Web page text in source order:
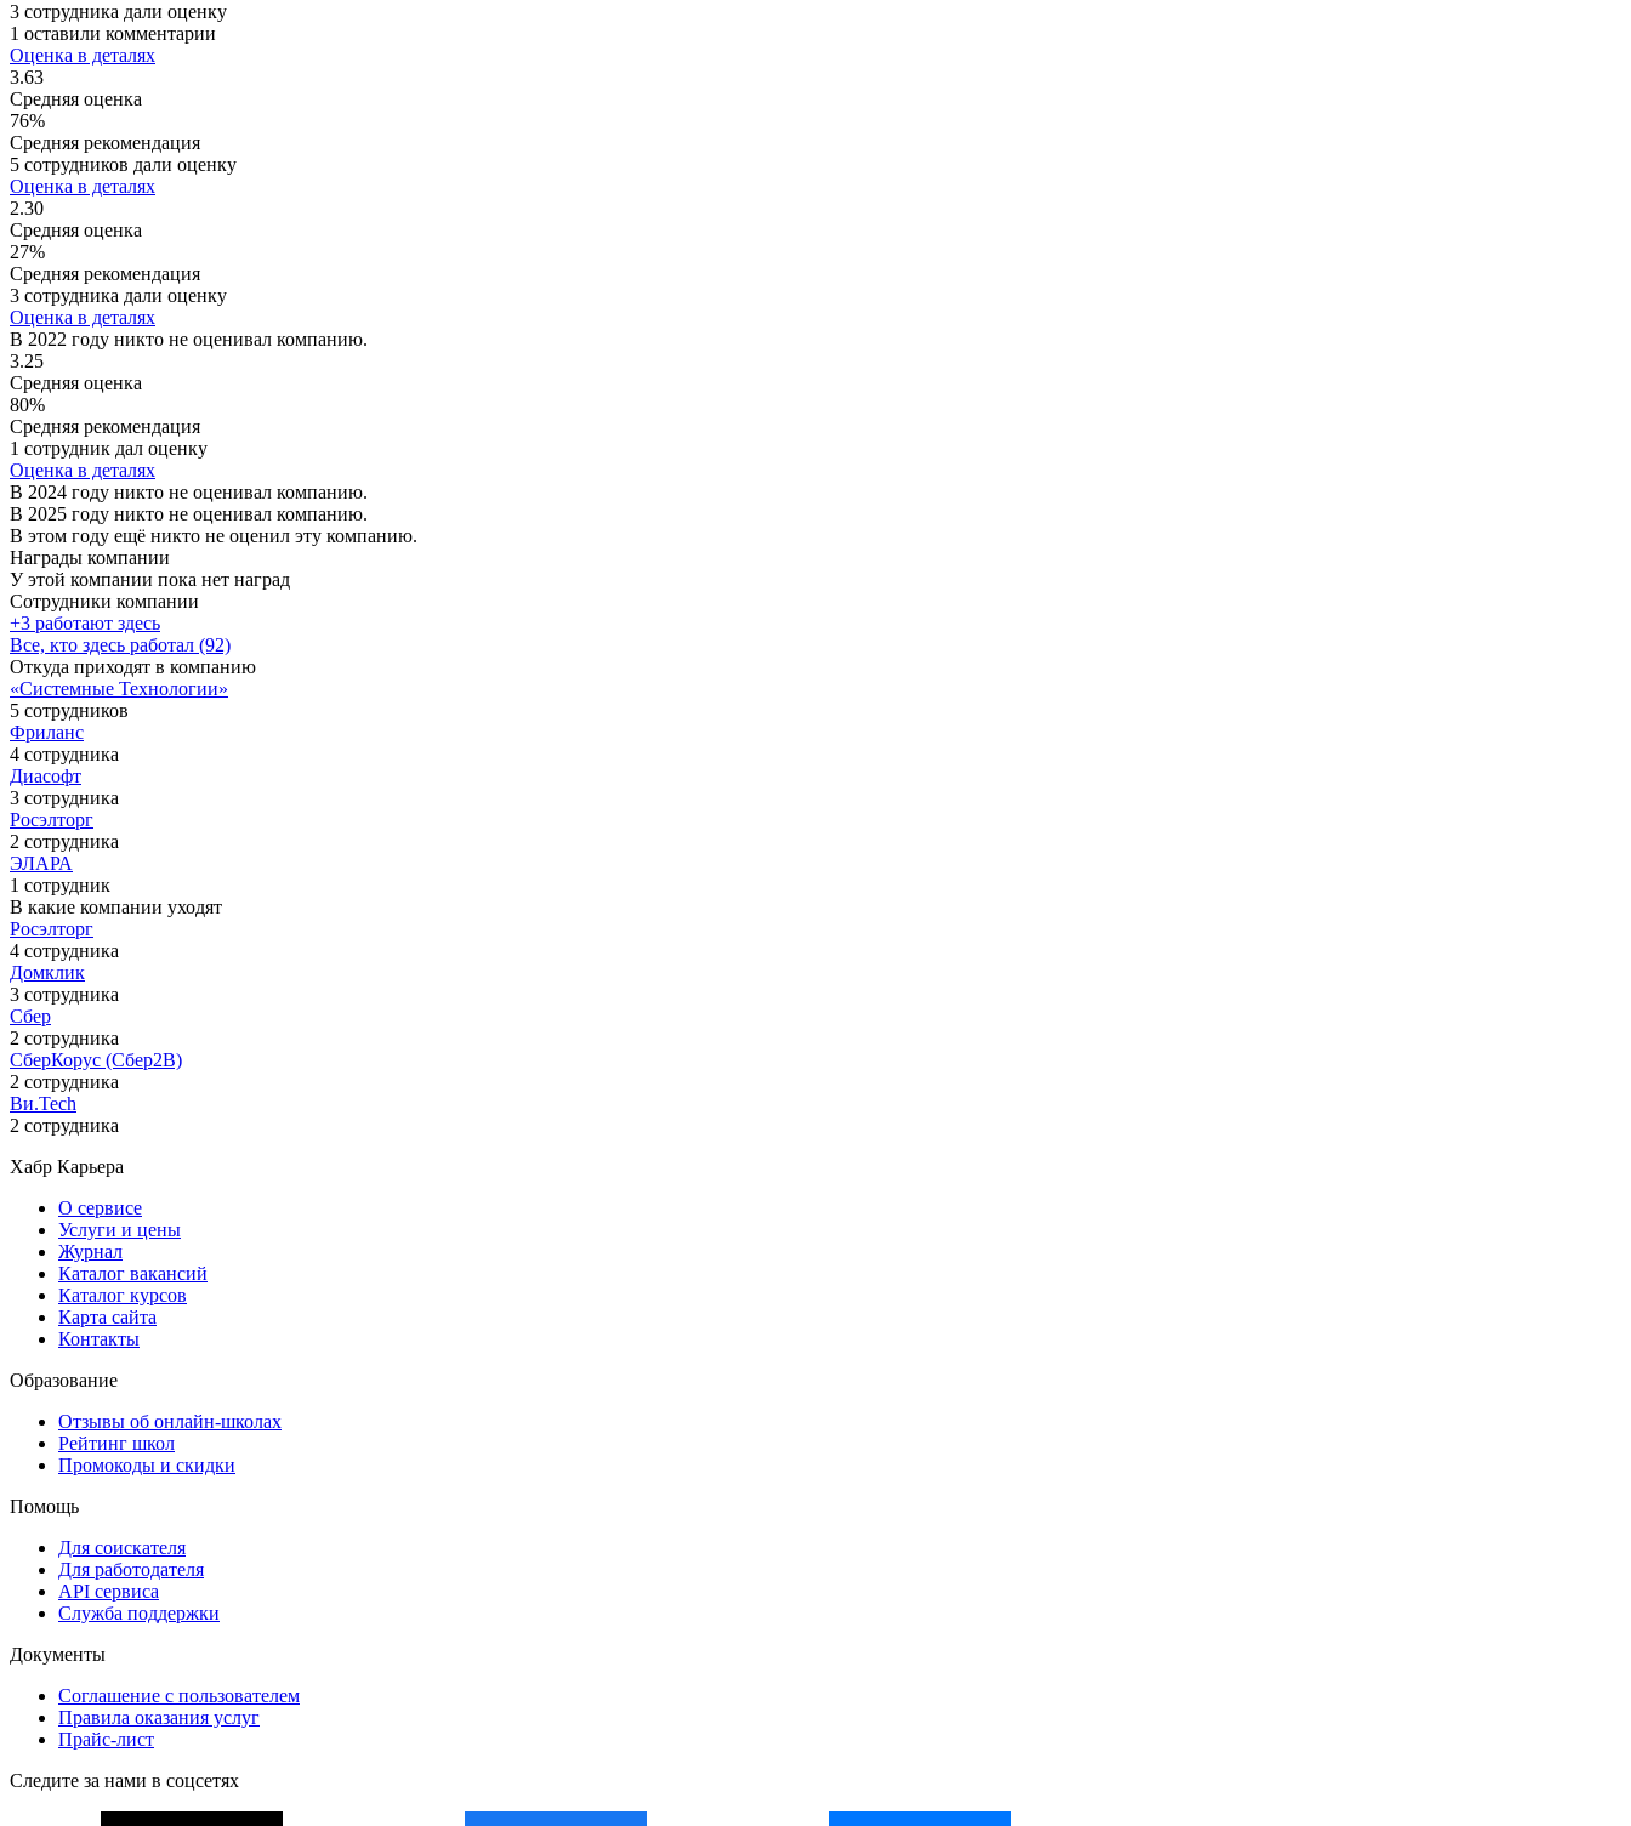
3 сотрудника дали оценку
1 оставили комментарии
Оценка в деталях
3.63
Средняя оценка
76%
Средняя рекомендация
5 сотрудников дали оценку
Оценка в деталях
2.30
Средняя оценка
27%
Средняя рекомендация
3 сотрудника дали оценку
Оценка в деталях
В 2022 году никто не оценивал компанию.
3.25
Средняя оценка
80%
Средняя рекомендация
1 сотрудник дал оценку
Оценка в деталях
В 2024 году никто не оценивал компанию.
В 2025 году никто не оценивал компанию.
В этом году ещё никто не оценил эту компанию.
Награды компании
У этой компании пока нет наград
Сотрудники компании
+3 работают здесь
Все, кто здесь работал (92)
Откуда приходят в компанию
«Системные Технологии»
5 сотрудников
Фриланс
4 сотрудника
Диасофт
3 сотрудника
Росэлторг
2 сотрудника
ЭЛАРА
1 сотрудник
В какие компании уходят
Росэлторг
4 сотрудника
Домклик
3 сотрудника
Сбер
2 сотрудника
СберКорус (Сбер2B)
2 сотрудника
Ви.Tech
2 сотрудника
Хабр Карьера
О сервисе
Услуги и цены
Журнал
Каталог вакансий
Каталог курсов
Карта сайта
Контакты
Образование
Отзывы об онлайн-школах
Рейтинг школ
Промокоды и скидки
Помощь
Для соискателя
Для работодателя
API сервиса
Служба поддержки
Документы
Соглашение с пользователем
Правила оказания услуг
Прайс-лист
Следите за нами в соцсетях